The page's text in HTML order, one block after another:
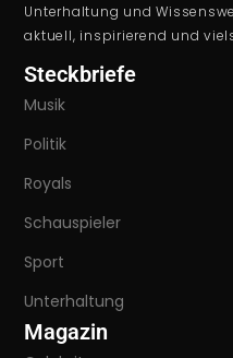
Unterhaltung und
aktuell, inspirierend und
Steckbriefe
Musik
Politik
Royals
Schauspieler
Sport
Unterhaltung
Magazin